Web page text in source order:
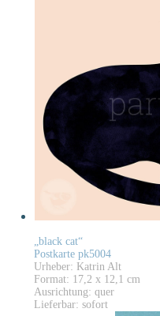
„black cat“
Postkarte pk5004
Urheber: Katrin Alt
Format: 17,2 x 12,1 cm
Ausrichtung: quer
Lieferbar: sofort